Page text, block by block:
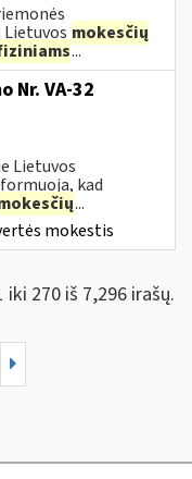
mokesčių
...
Nr. VA-32
Lietuvos
kad
...
mokestis
iki 270 iš 7,296 irašų.